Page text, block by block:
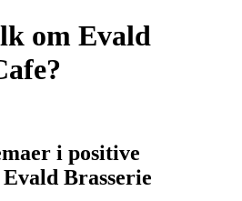
om Evald
i positive
Brasserie